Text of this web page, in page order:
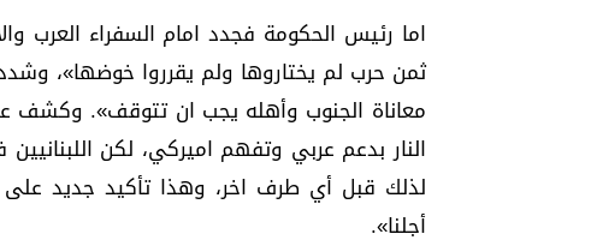
اما رئيس الحكومة فجدد امام السفراء العرب
ثمن حرب لم يختاروها ولم يقرروا خوضها»،
معاناة الجنوب وأهله يجب ان تتوقف».
النار بدعم عربي وتفهم اميركي، لكن
لذلك قبل أي طرف اخر، وهذا تأكيد جديد
أجلنا».